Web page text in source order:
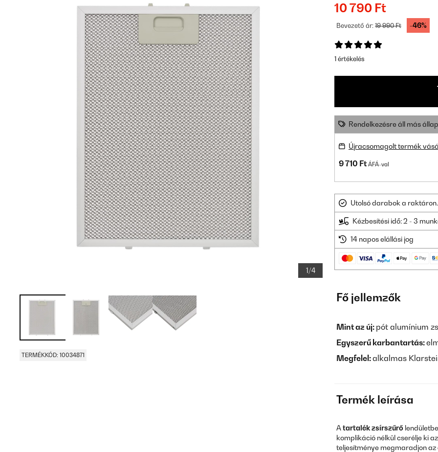
1/4
TERMÉKKÓD: 10034871
10 790 Ft
Bevezető ár:19 990 Ft -46%
1 értékelés
Rendelkezésre áll más
Újracsomagolt termék
9 710 Ft ÁFÁ-val
Utolsó darabok a raktáron.
Kézbesítési idő: 2 - 3
14 napos elállási jog
Fő jellemzők
Mint az új: pót alumínium
Egyszerű karbantartás:
Megfelel:alkalmas
Termék leírása
Atartalék zsírszűrő
komplikáció nélkül cserélje ki
teljesítménye megmaradjon az